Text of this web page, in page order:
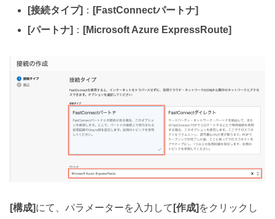
[接続タイプ] ： [FastConnectパートナ]
[パートナ] ： [Microsoft Azure ExpressRoute]
[構成]にて、パラメーターを入力して [作成] をクリックし